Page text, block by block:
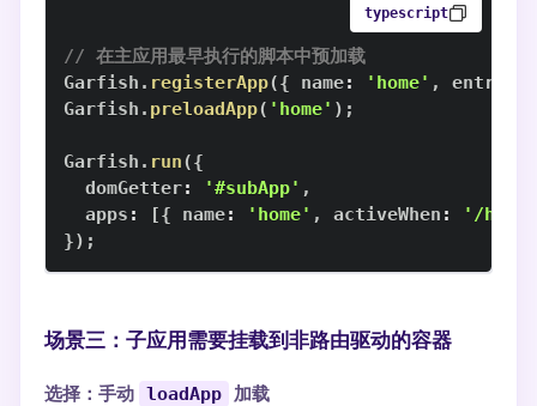
typescript
// 在主应用最早执行的脚本中预加载
Garfish . registerApp({ name: 'home' , entry
Garfish . preloadApp( 'home' ) ;
Garfish . run({
  domGetter
: '#subApp' ,
  apps
: [{ name: 'home' , activeWhen :
'/home'
}) ;
场景三：子应用需要挂载到非路由驱动的容器
选择：手动 loadApp 加载